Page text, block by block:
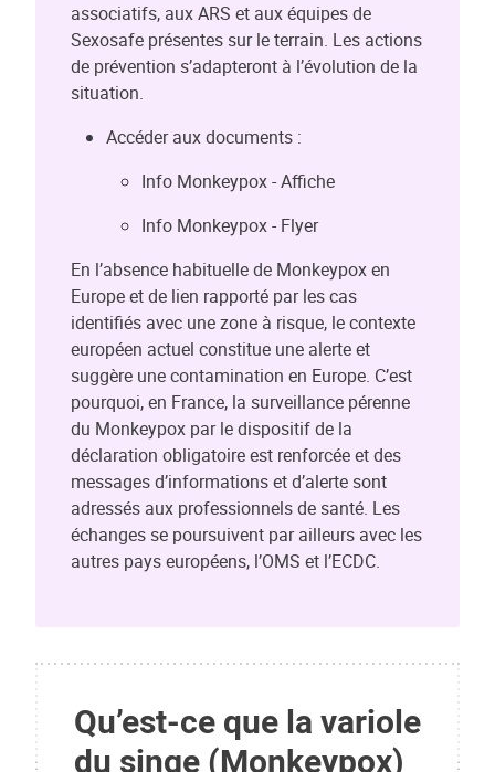
associatifs, aux ARS et aux équipes de
Sexosafe présentes sur le terrain. Les actions
de prévention s’adapteront à l’évolution de la
situation.
Accéder aux documents :
Info Monkeypox - Affiche
Info Monkeypox - Flyer
En l’absence habituelle de Monkeypox en
Europe et de lien rapporté par les cas
identifiés avec une zone à risque, le contexte
européen actuel constitue une alerte et
suggère une contamination en Europe. C’est
pourquoi, en France, la surveillance pérenne
du Monkeypox par le dispositif de la
déclaration obligatoire est renforcée et des
messages d’informations et d’alerte sont
adressés aux professionnels de santé. Les
échanges se poursuivent par ailleurs avec les
autres pays européens, l’OMS et l’ECDC.
Qu’est-ce que la variole
du singe (Monkeypox)